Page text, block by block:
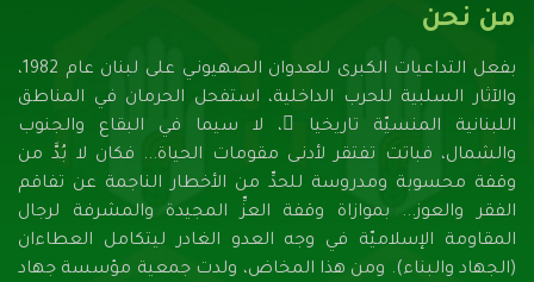
من نحن
بفعل التداعيات الكبرى للعدوان الصهيونـي على لبنان عام 1982،
والآثار السلبية للحرب الداخلية، استفحل الحرمان في المناطق
اللبنانية المنسيّة تاريخيا ً، لا سيما في البقاع والجنوب
والشمال، فباتت تفتقر لأدنـى مقومات الحياة... فكان لا بُدَّ من
وقفة محسوبة ومدروسة للحدِّ من الأخطار الناجمة عن تفاقم
الفقر والعوز... بموازاة وقفة العزِّ المجيدة والمشرفة لرجال
المقاومة الإسلاميّة في وجه العدو الغادر ليتكامل العطاءان
(الجهاد والبناء). ومن هذا المخاض، ولدت جمعية مؤسسة جهاد